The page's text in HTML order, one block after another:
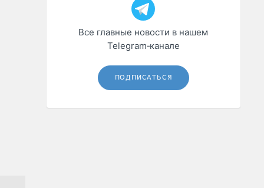
Все главные новости в нашем
Telegram‑канале
ПОДПИСАТЬСЯ